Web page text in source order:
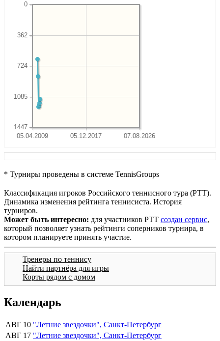
05.04.2009 05.12.2017 07.08.2026
1447
1085
724
362
0
* Турниры проведены в системе TennisGroups
Классификация игроков Российского теннисного тура (РТТ).
Динамика изменения рейтинга теннисиста. История
турниров.
Может быть интересно: для участников РТТ создан сервис,
который позволяет узнать рейтинги соперников турнира, в
котором планируете принять участие.
Тренеры по теннису
Найти партнёра для игры
Корты рядом с домом
Календарь
АВГ 10 "Летние звездочки", Санкт-Петербург
АВГ 17 "Летние звездочки", Санкт-Петербург